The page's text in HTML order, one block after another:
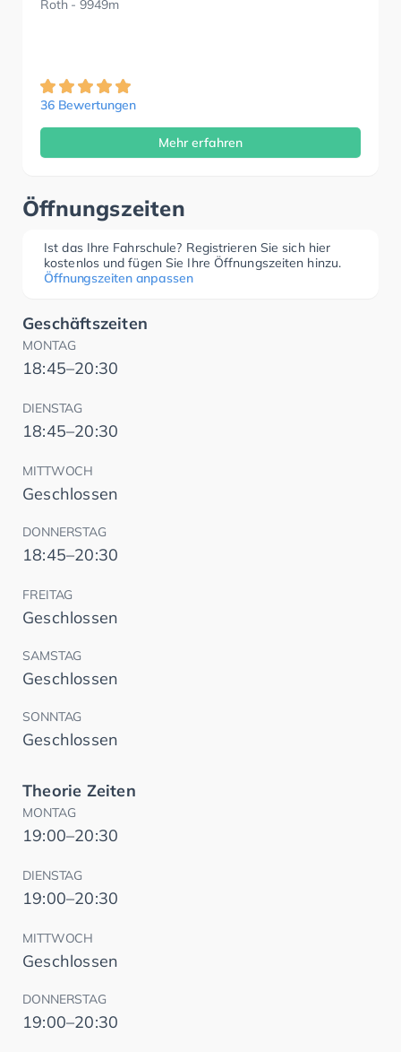
Roth - 9949m
36 Bewertungen
Mehr erfahren
Öffnungszeiten
Ist das Ihre Fahrschule? Registrieren Sie sich hier
kostenlos und fügen Sie Ihre Öffnungszeiten hinzu.
Öffnungszeiten anpassen
Geschäftszeiten
MONTAG
18:45–20:30
DIENSTAG
18:45–20:30
MITTWOCH
Geschlossen
DONNERSTAG
18:45–20:30
FREITAG
Geschlossen
SAMSTAG
Geschlossen
SONNTAG
Geschlossen
Theorie Zeiten
MONTAG
19:00–20:30
DIENSTAG
19:00–20:30
MITTWOCH
Geschlossen
DONNERSTAG
19:00–20:30